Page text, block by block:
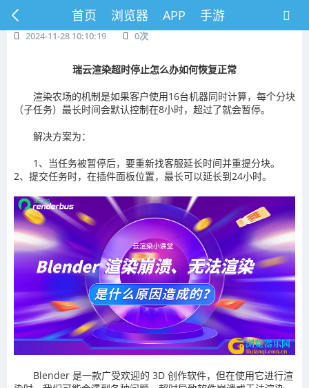
首页 浏览器 APP 手游
2024-11-28 10:10:19 0次
瑞云渲染超时停止怎么办如何恢复正常
渲染农场的机制是如果客户使用16台机器同时计算，每个分块
（子任务）最长时间会默认控制在8小时，超过了就会暂停。
解决方案为：
1、当任务被暂停后，要重新找客服延长时间并重提分块。
2、提交任务时，在插件面板位置，最长可以延长到24小时。
Blender 是一款广受欢迎的 3D 创作软件，但在使用它进行渲